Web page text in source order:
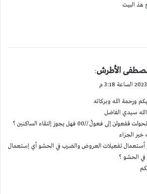
البيت
الأطرش:
ورحمة الله وبركاته
سيدي الفاضل
إلى فعولْ //00 فهل يجوز إلتقاء الساكنين ؟
خير الجزاء
أستعمال تفعيلات العروض والضرب في الحشو أي إستعمال
الحشو ؟